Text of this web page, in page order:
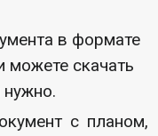
в формате
можете скачать
нужно.
с планом,